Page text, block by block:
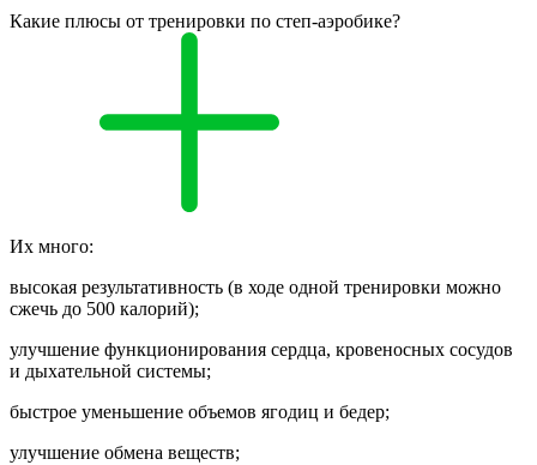
Какие плюсы от тренировки по степ-аэробике?
Их много:
высокая результативность (в ходе одной тренировки можно
сжечь до 500 калорий);
улучшение функционирования сердца, кровеносных сосудов
и дыхательной системы;
быстрое уменьшение объемов ягодиц и бедер;
улучшение обмена веществ;